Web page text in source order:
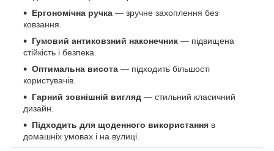
Ергономічна ручка — зручне захоплення без
ковзання.
Гумовий антиковзний наконечник — підвищена
стійкість і безпека.
Оптимальна висота — підходить більшості
користувачів.
Гарний зовнішній вигляд — стильний класичний
дизайн.
Підходить для щоденного використання в
домашніх умовах і на вулиці.